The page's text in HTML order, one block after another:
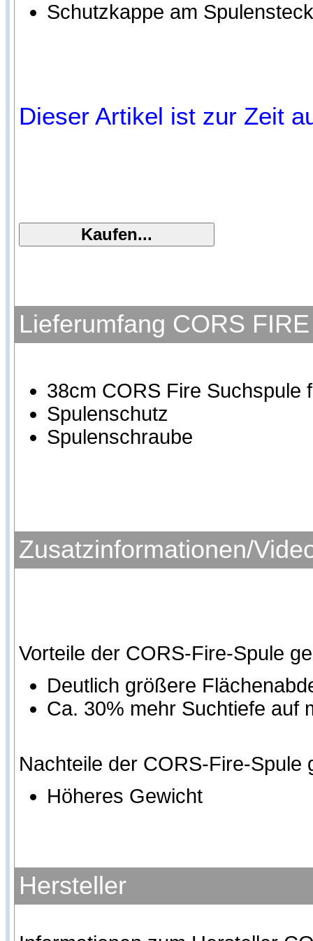
Schutzkappe am
Dieser Artikel ist zur Zeit
Lieferumfang CORS
38cm CORS Fire Suchspule
Spulenschutz
Spulenschraube
Zusatzinformationen/
Vorteile der CORS-Fire-Spule
Deutlich größere
Ca. 30% mehr Suchtiefe auf
Nachteile der CORS-Fire-Spule
Höheres Gewicht
Hersteller